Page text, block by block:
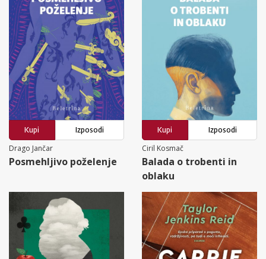
Kupi
Izposodi
Drago Jančar
Posmehljivo poželenje
Kupi
Izposodi
Ciril Kosmač
Balada o trobenti in
oblaku